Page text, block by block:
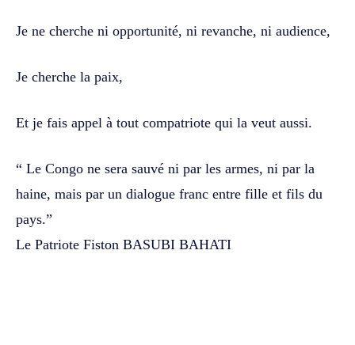
Je ne cherche ni opportunité, ni revanche, ni audience,
Je cherche la paix,
Et je fais appel à tout compatriote qui la veut aussi.
“ Le Congo ne sera sauvé ni par les armes, ni par la
haine, mais par un dialogue franc entre fille et fils du
pays.”
Le Patriote Fiston BASUBI BAHATI